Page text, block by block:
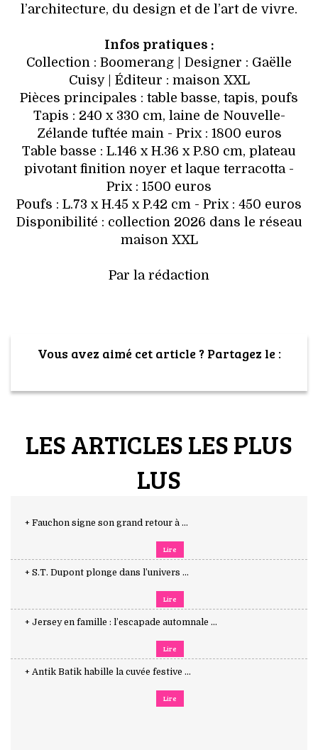
l’architecture, du design et de l’art de vivre.
Infos pratiques :
Collection : Boomerang | Designer : Gaëlle
Cuisy | Éditeur : maison XXL
Pièces principales : table basse, tapis, poufs
Tapis : 240 x 330 cm, laine de Nouvelle-
Zélande tuftée main - Prix : 1800 euros
Table basse : L.146 x H.36 x P.80 cm, plateau
pivotant finition noyer et laque terracotta -
Prix : 1500 euros
Poufs : L.73 x H.45 x P.42 cm - Prix : 450 euros
Disponibilité : collection 2026 dans le réseau
maison XXL
Par la rédaction
Vous avez aimé cet article ? Partagez le :
LES ARTICLES LES PLUS
LUS
+ Fauchon signe son grand retour à ...
Lire
+ S.T. Dupont plonge dans l’univers ...
Lire
+ Jersey en famille : l’escapade automnale ...
Lire
+ Antik Batik habille la cuvée festive ...
Lire